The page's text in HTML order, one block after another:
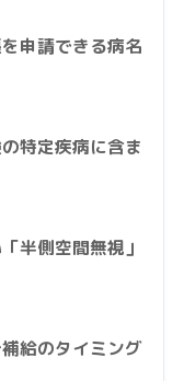
申請できる病名
特定疾病に含ま
半側空間無視」
給のタイミング